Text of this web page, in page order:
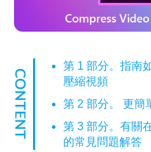
第 1 部分。指南
壓縮視頻
第 2 部分。 更簡
第 3 部分。有關
的常見問題解答